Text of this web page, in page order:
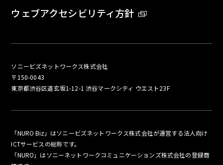
ウェブアクセシビリティ方針
ソニービズネットワークス株式会社
〒150-0043
東京都渋谷区道玄坂1-12-1 渋谷マークシティ ウエスト23F
「NURO Biz」はソニービズネットワークス株式会社が運営する法人向け
ICTサービスの総称です。
「NURO」はソニーネットワークコミュニケーションズ株式会社の登録商